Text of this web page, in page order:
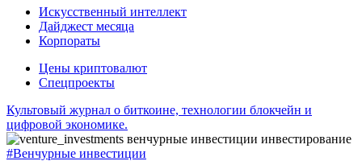
Искусственный интеллект
Дайджест месяца
Корпораты
Цены криптовалют
Спецпроекты
Культовый журнал о биткоине, технологии блокчейн и
цифровой экономике.
#Венчурные инвестиции